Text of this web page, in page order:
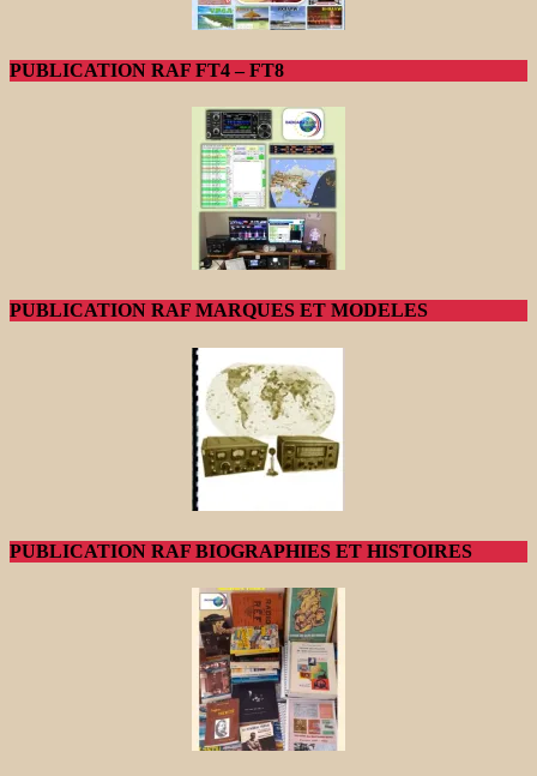
PUBLICATION RAF FT4 – FT8
PUBLICATION RAF MARQUES ET MODELES
PUBLICATION RAF BIOGRAPHIES ET HISTOIRES